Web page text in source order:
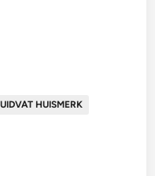
HUISMERK